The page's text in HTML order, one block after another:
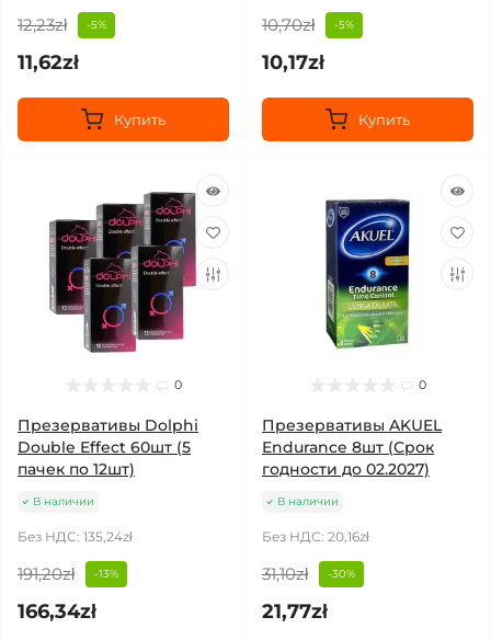
12,23zł -5%
11,62zł
Купить
10,70zł -5%
10,17zł
Купить
0
Презервативы Dolphi
Double Effect 60шт (5
пачек по 12шт)
В наличии
Без НДС: 135,24zł
191,20zł -13%
166,34zł
0
Презервативы AKUEL
Endurance 8шт (Срок
годности до 02.2027)
В наличии
Без НДС: 20,16zł
31,10zł -30%
21,77zł